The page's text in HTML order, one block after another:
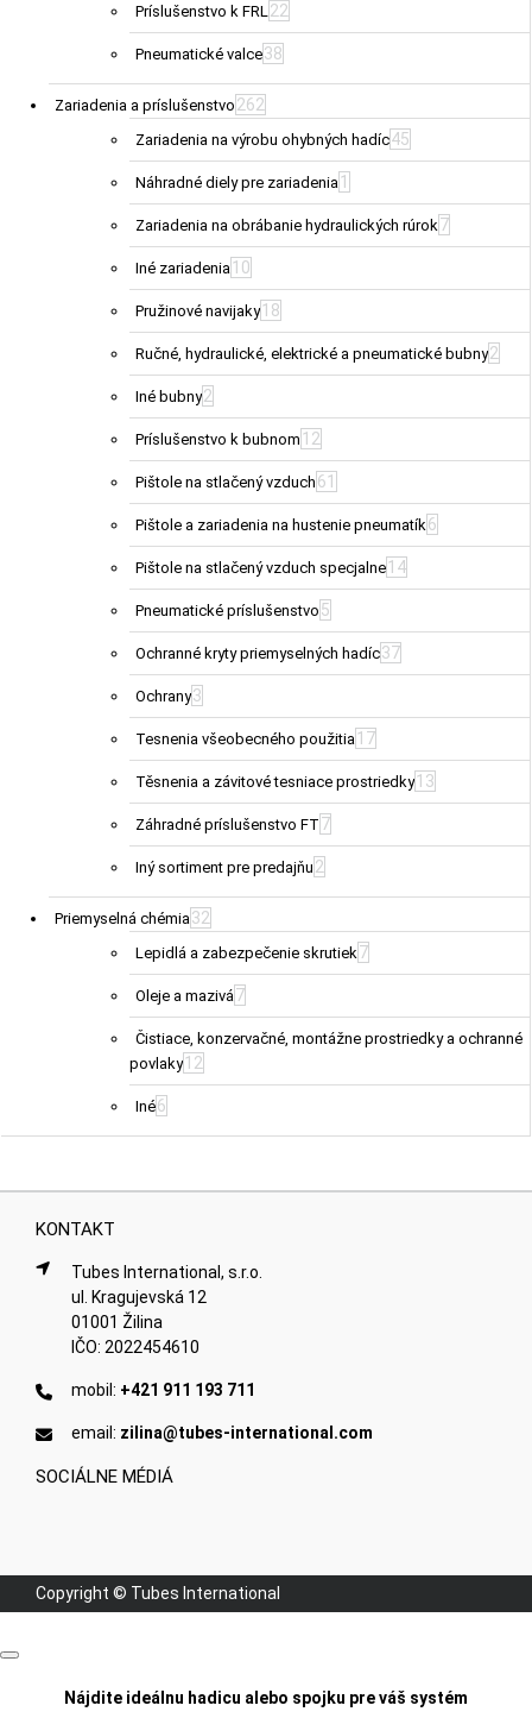
Príslušenstvo k FRL22
Pneumatické valce38
Zariadenia a príslušenstvo 262
Zariadenia na výrobu ohybných hadíc45
Náhradné diely pre zariadenia 1
Zariadenia na obrábanie hydraulických rúrok7
Iné zariadenia 10
Pružinové navijaky 18
Ručné, hydraulické, elektrické a pneumatické bubny2
Iné bubny2
Príslušenstvo k bubnom 12
Pištole na stlačený vzduch 61
Pištole a zariadenia na hustenie pneumatík6
Pištole na stlačený vzduch specjalne 14
Pneumatické príslušenstvo 5
Ochranné kryty priemyselných hadíc37
Ochrany3
Tesnenia všeobecného použitia 17
Těsnenia a závitové tesniace prostriedky 13
Záhradné príslušenstvo FT 7
Iný sortiment pre predajňu 2
Priemyselná chémia32
Lepidlá a zabezpečenie skrutiek7
Oleje a mazivá7
Čistiace, konzervačné, montážne prostriedky a ochranné
povlaky 12
Iné6
KONTAKT
Tubes International, s.r.o.
ul. Kragujevská 12
01001 Žilina
IČO: 2022454610
mobil: +421 911 193 711
email: zilina@tubes-international.com
SOCIÁLNE MÉDIÁ
Copyright © Tubes International
Nájdite ideálnu hadicu alebo spojku pre váš systém